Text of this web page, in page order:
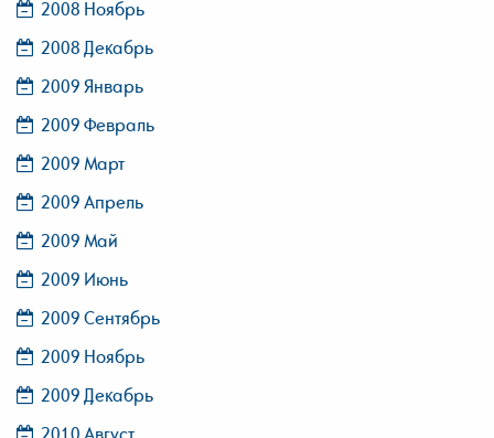
2008 Ноябрь
2008 Декабрь
2009 Январь
2009 Февраль
2009 Март
2009 Апрель
2009 Май
2009 Июнь
2009 Сентябрь
2009 Ноябрь
2009 Декабрь
2010 Август